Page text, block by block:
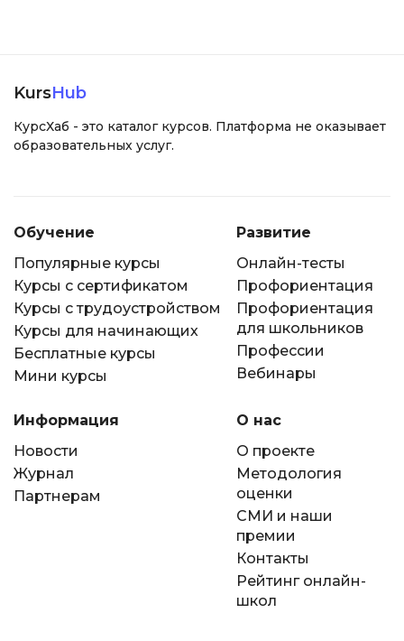
KursHub
КурсХаб - это каталог курсов. Платформа не оказывает
образовательных услуг.
Обучение
Популярные курсы
Курсы с сертификатом
Курсы с трудоустройством
Курсы для начинающих
Бесплатные курсы
Мини курсы
Развитие
Онлайн-тесты
Профориентация
Профориентация
для школьников
Профессии
Вебинары
Информация
Новости
Журнал
Партнерам
О нас
О проекте
Методология
оценки
СМИ и наши
премии
Контакты
Рейтинг онлайн-
школ